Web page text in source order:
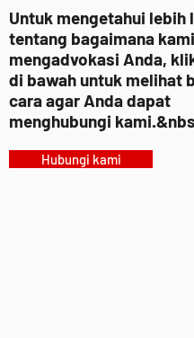
Untuk mengetahui lebih
tentang bagaimana
mengadvokasi Anda,
di bawah untuk melihat
cara agar Anda dapat
menghubungi
Hubungi kami